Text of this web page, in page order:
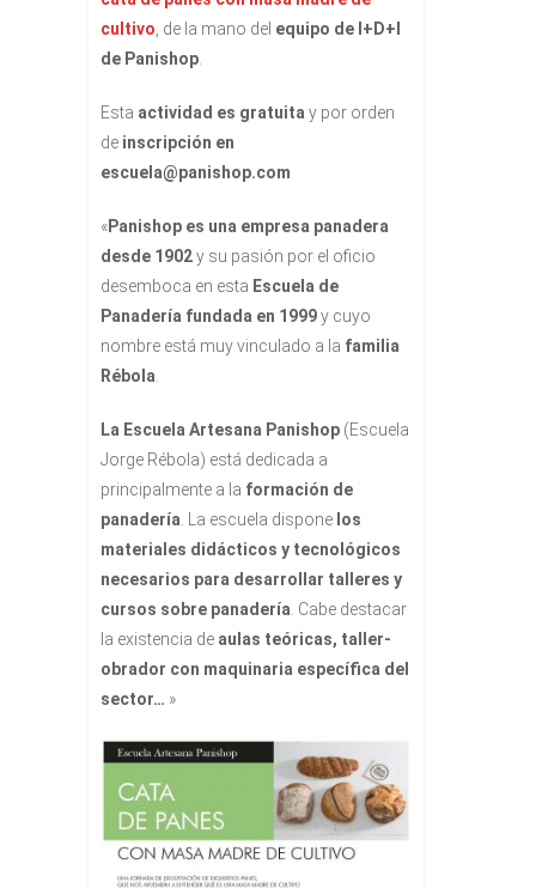
cultivo , de la mano del equipo de I+D+I
de Panishop
Esta actividad es gratuita y por orden
de inscripción en
escuela@panishop.com
«Panishop es una empresa panadera
desde 1902y su pasión por el oficio
desemboca en esta Escuela de
Panadería fundada en 1999y cuyo
nombre está muy vinculado a la familia
Rébola
La Escuela Artesana Panishop (Escuela
Jorge Rébola) está dedicada a
principalmente a la formación de
panadería . La escuela dispone los
materiales didácticos y tecnológicos
necesarios para desarrollar talleres y
cursos sobre panadería . Cabe destacar
la existencia de aulas teóricas, taller-
obrador con maquinaria específica del
sector… »